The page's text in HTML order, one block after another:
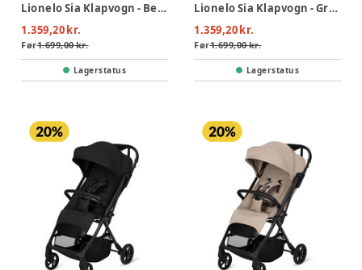
Lionelo Sia Klapvogn - Beige Taupe
1.359,20 kr.
Før1.699,00 kr.
Lagerstatus
Lionelo Sia Klapvogn - Green Emerald
1.359,20 kr.
Før1.699,00 kr.
Lagerstatus